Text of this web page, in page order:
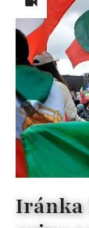
Iránka